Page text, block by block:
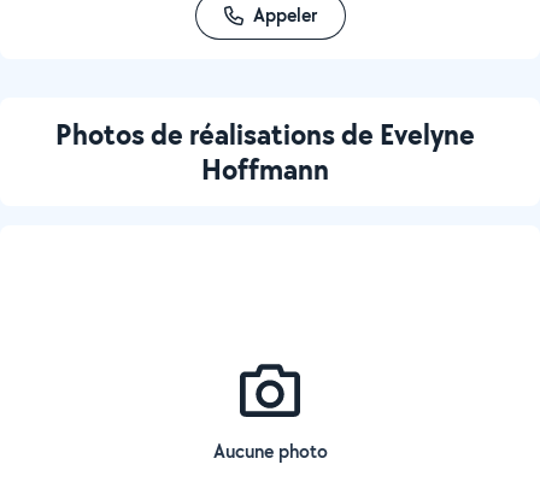
Appeler
Photos de réalisations de Evelyne
Hoffmann
Aucune photo